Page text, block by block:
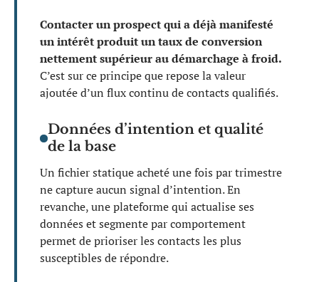
Contacter un prospect qui a déjà manifesté
un intérêt produit un taux de conversion
nettement supérieur au démarchage à froid.
C’est sur ce principe que repose la valeur
ajoutée d’un flux continu de contacts qualifiés.
Données d’intention et qualité
de la base
Un fichier statique acheté une fois par trimestre
ne capture aucun signal d’intention. En
revanche, une plateforme qui actualise ses
données et segmente par comportement
permet de prioriser les contacts les plus
susceptibles de répondre.